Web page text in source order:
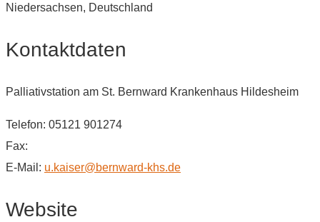
Niedersachsen, Deutschland
Kontaktdaten
Palliativstation am St. Bernward Krankenhaus Hildesheim
Telefon: 05121 901274
Fax:
E-Mail: u.kaiser@bernward-khs.de
Website